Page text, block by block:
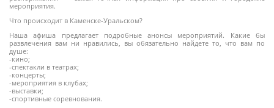
мероприятия.
Что происходит в Каменске-Уральском?
Наша афиша предлагает подробные анонсы мероприятий. Какие бы
развлечения вам ни нравились, вы обязательно найдете то, что вам по
душе:
-кино;
-спектакли в театрах;
-концерты;
-мероприятия в клубах;
-выставки;
-спортивные соревнования.